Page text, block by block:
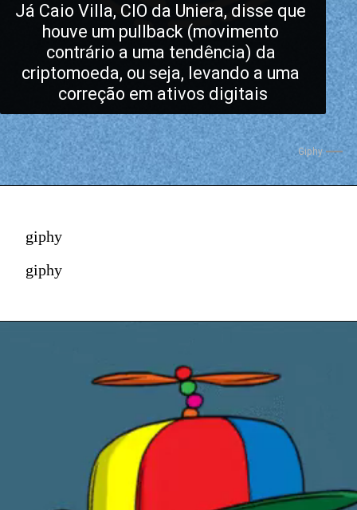
Já Caio Villa, CIO da Uniera, disse que
houve um pullback (movimento
contrário a uma tendência) da
criptomoeda, ou seja, levando a uma
correção em ativos digitais
Giphy
giphy
giphy